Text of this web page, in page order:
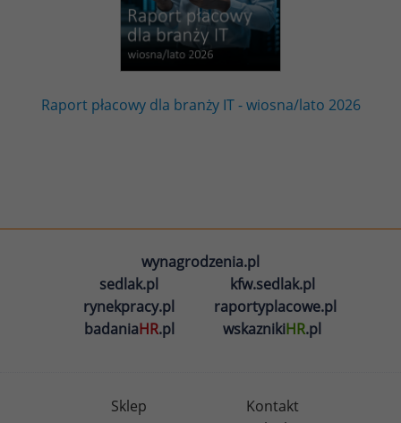
Raport płacowy dla branży IT - wiosna/lato 2026
wynagrodzenia.pl
sedlak.pl
kfw.sedlak.pl
rynekpracy.pl
raportyplacowe.pl
badaniaHR.pl wskaznikiHR.pl
Sklep
Kontakt